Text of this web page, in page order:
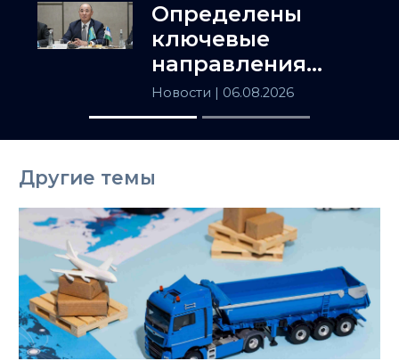
Казахстане
Определены
ключевые
направления
сотрудничества
Астаны и
Ташкента
Новости | 06.08.2026
Другие темы